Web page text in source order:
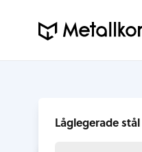
Låglegerade stål